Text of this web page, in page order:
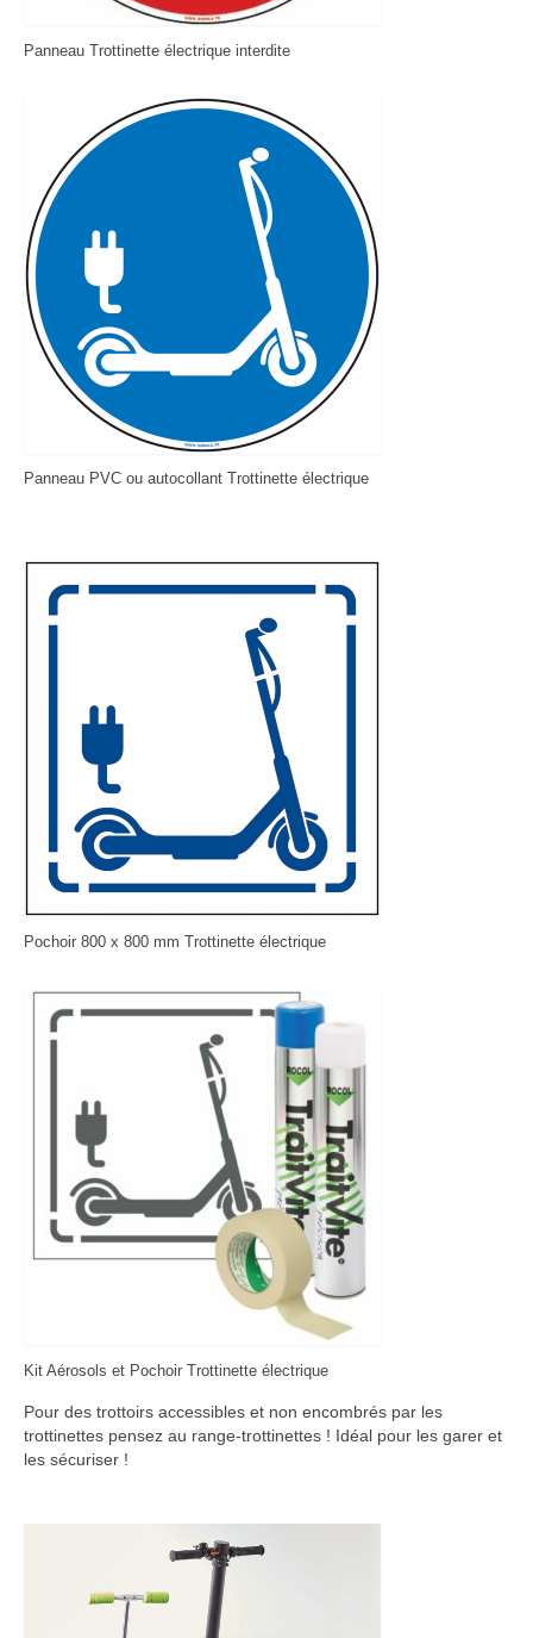
Panneau Trottinette électrique interdite
Panneau PVC ou autocollant Trottinette électrique
Pochoir 800 x 800 mm Trottinette électrique
Kit Aérosols et Pochoir Trottinette électrique
Pour des trottoirs accessibles et non encombrés par les
trottinettes pensez au range-trottinettes ! Idéal pour les garer et
les sécuriser !